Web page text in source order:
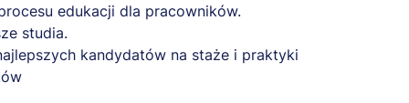
edukacji dla pracowników.
studia.
kandydatów na staże i praktyki